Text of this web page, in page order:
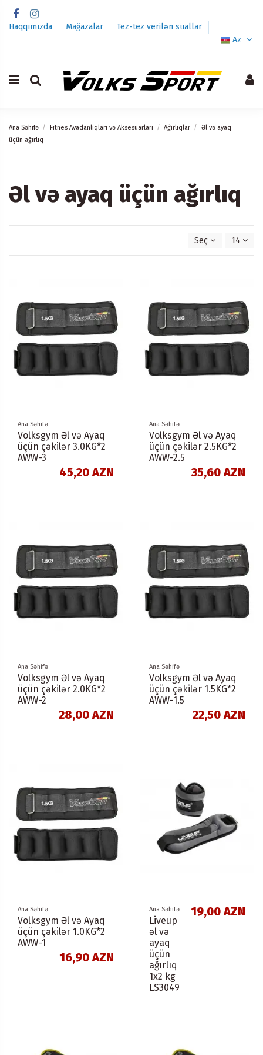
Haqqımızda Mağazalar
Tez-tez verilən suallar
Az
Ana Səhifə Fitnes Avadanlıqları və Aksesuarları Ağırlıqlar
Əl və ayaq
üçün ağırlıq
Əl və ayaq üçün ağırlıq
Seç 14
Ana Səhifə
Volksgym Əl və Ayaq
üçün çəkilər 3.0KG*2
AWW-3
45,20 AZN
Ana Səhifə
Volksgym Əl və Ayaq
üçün çəkilər 2.5KG*2
AWW-2.5
35,60 AZN
Ana Səhifə
Volksgym Əl və Ayaq
üçün çəkilər 2.0KG*2
AWW-2
28,00 AZN
Ana Səhifə
Volksgym Əl və Ayaq
üçün çəkilər 1.5KG*2
AWW-1.5
22,50 AZN
Ana Səhifə
Volksgym Əl və Ayaq
üçün çəkilər 1.0KG*2
AWW-1
16,90 AZN
Ana Səhifə
Liveup
əl və
ayaq
üçün
ağırlıq
1x2 kg
LS3049
19,00 AZN